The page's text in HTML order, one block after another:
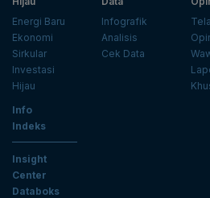
Energi Baru
Ekonomi
Sirkular
Investasi
Hijau
Infografik
Analisis
Cek Data
Info
Indeks
Insight
Center
Databoks